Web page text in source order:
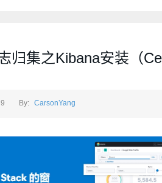
归集之Kibana安装（
By: CarsonYang